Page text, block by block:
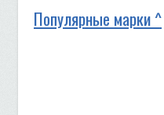
Популярные марки ^